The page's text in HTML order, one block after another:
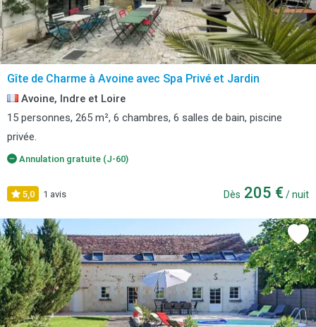
Gîte de Charme à Avoine avec Spa Privé et Jardin
Avoine, Indre et Loire
15 personnes, 265 m², 6 chambres, 6 salles de bain, piscine
privée.
Annulation gratuite (J-60)
5,0 1 avis Dès 205 € / nuit